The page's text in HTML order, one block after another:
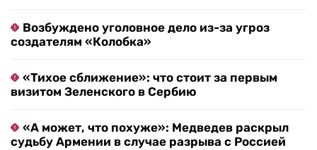
Возбуждено уголовное дело из-за угроз
создателям «Колобка»
«Тихое сближение»: что стоит за первым
визитом Зеленского в Сербию
«А может, что похуже»: Медведев раскрыл
судьбу Армении в случае разрыва с Россией